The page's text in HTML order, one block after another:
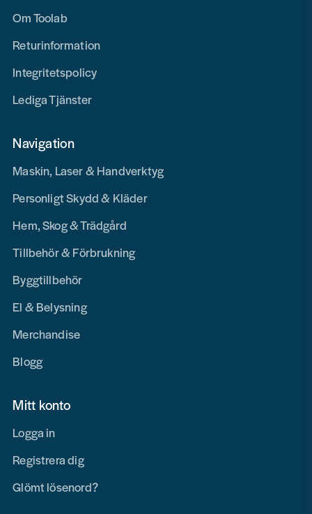
Om Toolab
Returinformation
Integritetspolicy
Lediga Tjänster
Navigation
Maskin, Laser & Handverktyg
Personligt Skydd & Kläder
Hem, Skog & Trädgård
Tillbehör & Förbrukning
Byggtillbehör
El & Belysning
Merchandise
Blogg
Mitt konto
Logga in
Registrera dig
Glömt lösenord?